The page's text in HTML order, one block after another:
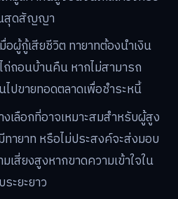
นสุดสัญญา
อผู้กู้เสียชีวิต ทายาทต้องนำเงิน
ถ่ถอนบ้านคืน หากไม่สามารถ
ไปขายทอดตลาดเพื่อชำระหนี้
งเลือกที่อาจเหมาะสมสำหรับผู้สูง
ทายาท หรือไม่ประสงค์จะส่งมอบ
เสี่ยงสูงหากขาดความเข้าใจใน
ะยะยาว